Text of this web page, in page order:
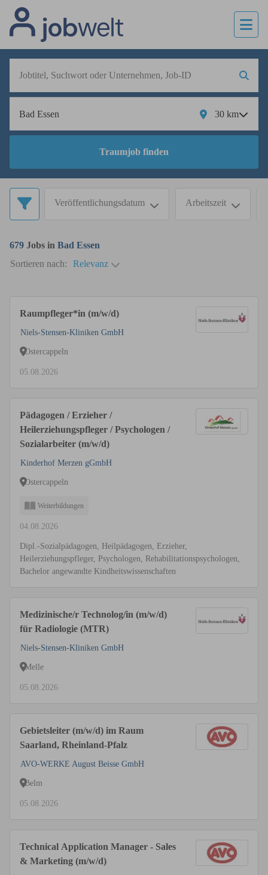
30 km
Traumjob finden
Veröffentlichungsdatum Arbeitszeit
679 Jobs in Bad Essen
Sortieren nach:
Relevanz
Raumpfleger*in (m/w/d)
Niels-Stensen-Kliniken GmbH
Ostercappeln
05.08.2026
Pädagogen / Erzieher /
Heilerziehungspfleger / Psychologen /
Sozialarbeiter (m/w/d)
Kinderhof Merzen gGmbH
Ostercappeln
Weiterbildungen
04.08.2026
Dipl.-Sozialpädagogen, Heilpädagogen, Erzieher,
Heilerziehungspfleger, Psychologen, Rehabilitationspsychologen,
Bachelor angewandte Kindheitswissenschaften
Medizinische/r Technolog/in (m/w/d)
für Radiologie (MTR)
Niels-Stensen-Kliniken GmbH
Melle
05.08.2026
Gebietsleiter (m/w/d) im Raum
Saarland, Rheinland-Pfalz
AVO-WERKE August Beisse GmbH
Belm
05.08.2026
Technical Application Manager - Sales
& Marketing (m/w/d)